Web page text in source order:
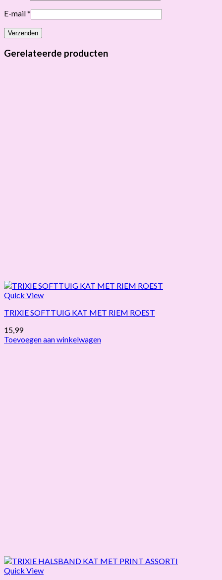
E-mail*
Gerelateerde producten
Quick View
TRIXIE SOFTTUIG KAT MET RIEM ROEST
15,99
Toevoegen aan winkelwagen
Quick View